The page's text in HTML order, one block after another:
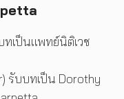
ทเป็นแพทย์นิติเวช
) รับบทเป็น Dorothy